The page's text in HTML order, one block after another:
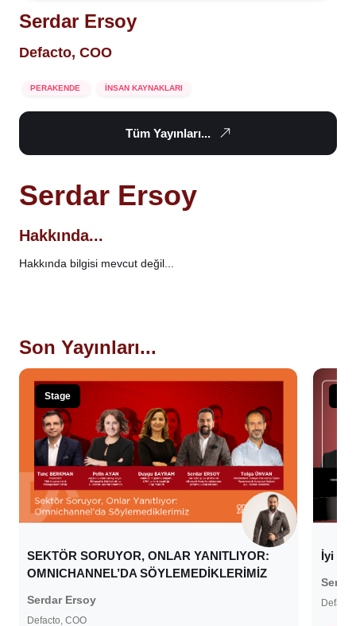
Serdar Ersoy
Defacto, COO
PERAKENDE İNSAN KAYNAKLARI
Tüm Yayınları...
Serdar Ersoy
Hakkında...
Hakkında bilgisi mevcut değil...
Son Yayınları...
Stage
SEKTÖR SORUYOR, ONLAR YANITLIYOR:
OMNICHANNEL’DA SÖYLEMEDİKLERİMİZ
Serdar Ersoy
Defacto, COO
İyi Bir